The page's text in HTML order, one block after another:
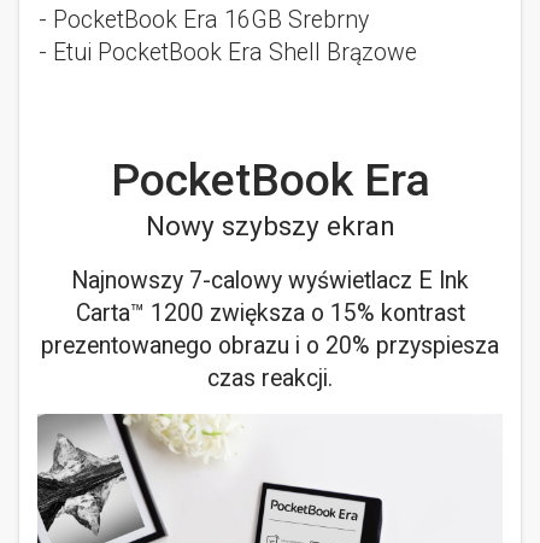
- PocketBook Era 16GB Srebrny
- Etui PocketBook Era Shell Brązowe
PocketBook Era
Nowy szybszy ekran
Najnowszy 7-calowy wyświetlacz E Ink
Carta™ 1200 zwiększa o 15% kontrast
prezentowanego obrazu i o 20% przyspiesza
czas reakcji.